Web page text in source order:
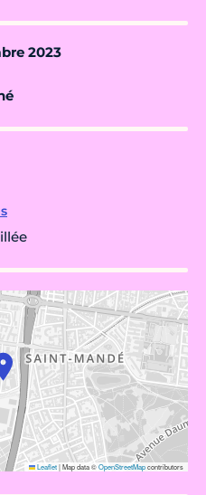
2023
Leaflet|Map data ©OpenStreetMapcontributors